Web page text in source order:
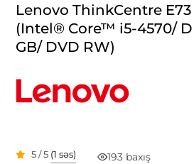
Lenovo ThinkCentre E73
(Intel® Core™ i5-4570/
GB/ DVD RW)
5 / 5 (1 səs) 193 baxış